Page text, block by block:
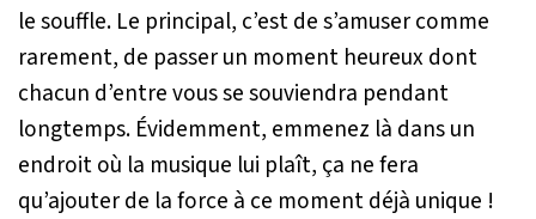
le souffle. Le principal, c’est de s’amuser comme
rarement, de passer un moment heureux dont
chacun d’entre vous se souviendra pendant
longtemps. Évidemment, emmenez là dans un
endroit où la musique lui plaît, ça ne fera
qu’ajouter de la force à ce moment déjà unique !